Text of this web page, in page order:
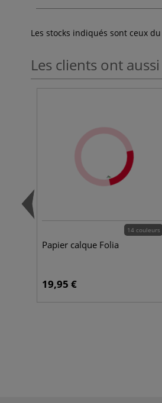
Les stocks indiqués sont ceux
Les clients ont
14 couleurs
Papier calque Folia
19,95 €